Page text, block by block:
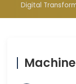
Digital